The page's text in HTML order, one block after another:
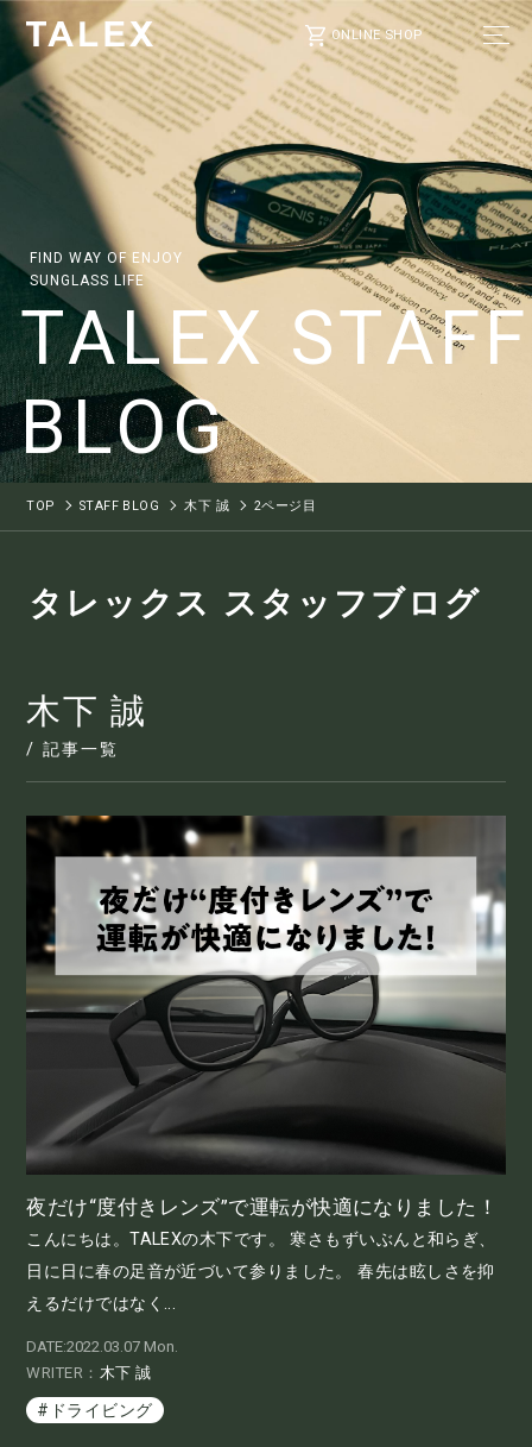
ONLINE SHOP
FIND WAY OF ENJOY
SUNGLASS LIFE
TALEX STAFF
BLOG
TOP STAFF BLOG 木下 誠 2ページ目
タレックス スタッフブログ
木下 誠
/ 記事一覧
夜だけ“度付きレンズ”で運転が快適になりました！
こんにちは。TALEXの木下です。 寒さもずいぶんと和らぎ、
日に日に春の足音が近づいて参りました。 春先は眩しさを抑
えるだけではなく...
DATE:2022.03.07 Mon.
WRITER： 木下 誠
#ドライビング